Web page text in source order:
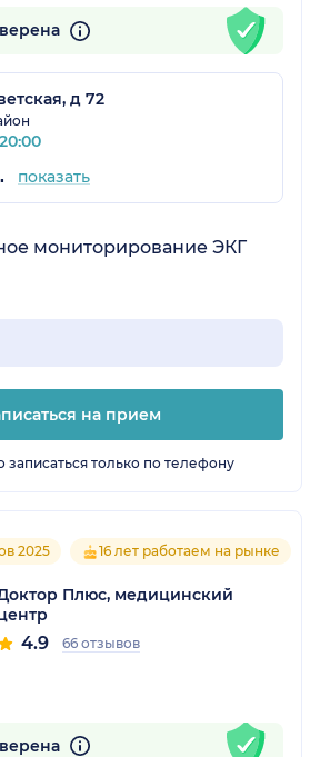
д 72
54 показать
мониторирование ЭКГ
на прием
только по телефону
2025 16 лет работаем на рынке
Плюс, медицинский
4.9 66 отзывов